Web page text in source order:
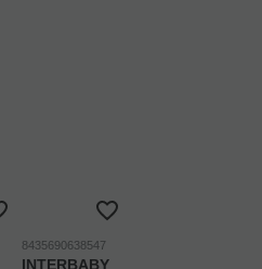
8435690638547
INTERBABY